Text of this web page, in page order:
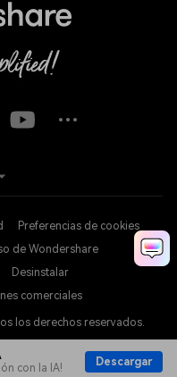
con la IA!
Descargar
Preferencias de cookies
de Wondershare
Desinstalar
comerciales
los derechos reservados.